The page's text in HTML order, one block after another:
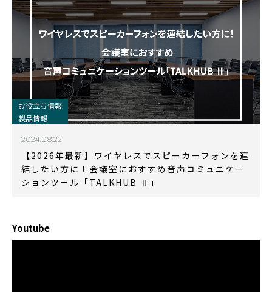
お役立ち情報
製品情報
2024.08.22
【2026年最新】ワイヤレスでスピーカーフォンを連
結したい方に！会議室におすすめ音声コミュニケー
ションツール「TALKHUB Ⅱ」
Youtube